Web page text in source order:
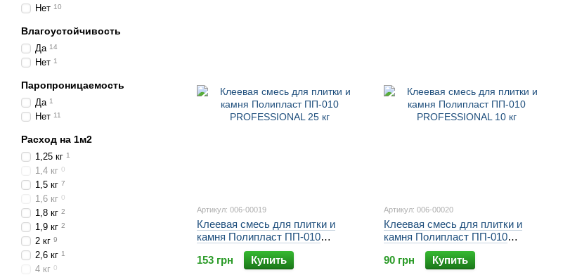
Артикул: 006-00019
Клеевая смесь для плитки и
камня Полипласт ПП-010
PROFESSIONAL 25 кг
153 грн
Купить
Артикул: 006-00020
Клеевая смесь для плитки и
камня Полипласт ПП-010
PROFESSIONAL 10 кг
90 грн
Купить
Нет 10
Влагоустойчивость
Да 14
Нет 1
Паропроницаемость
Да 1
Нет 11
Расход на 1м2
1,25 кг 1
1,4 кг 0
1,5 кг 7
1,6 кг 0
1,8 кг 2
1,9 кг 2
2 кг 9
2,6 кг 1
4 кг 0